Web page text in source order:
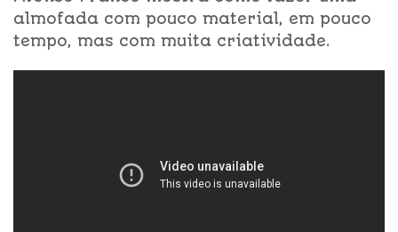
almofada com pouco material, em pouco
tempo, mas com muita criatividade.